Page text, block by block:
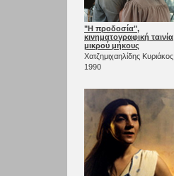
"Η προδοσία",
κινηματογραφική ταινία
μικρού μήκους
Χατζημιχαηλίδης Κυριάκος
1990